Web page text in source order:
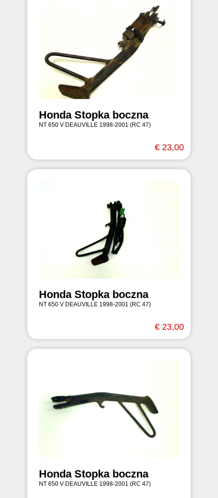
Honda Stopka boczna
NT 650 V DEAUVILLE 1998-2001 (RC 47)
€ 23,00
Honda Stopka boczna
NT 650 V DEAUVILLE 1998-2001 (RC 47)
€ 23,00
Honda Stopka boczna
NT 650 V DEAUVILLE 1998-2001 (RC 47)